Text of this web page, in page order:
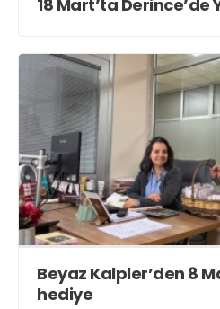
18 Mart’ta Derince’de
Beyaz Kalpler’den 8
hediye
Web
Gölcük /